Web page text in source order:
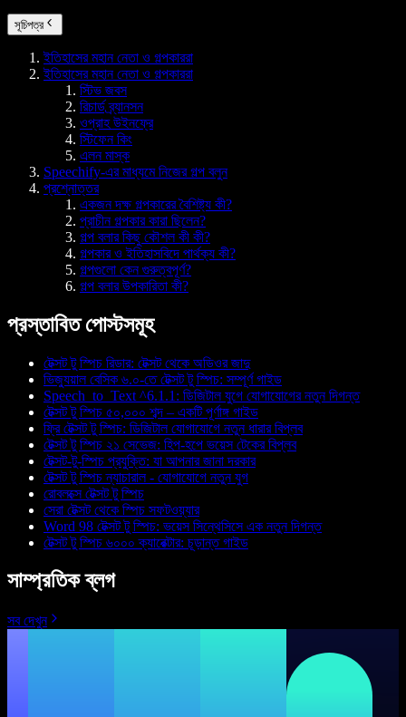
সূচিপত্র
ইতিহাসের মহান নেতা ও গল্পকাররা
ইতিহাসের মহান নেতা ও গল্পকাররা
স্টিভ জবস
রিচার্ড ব্র্যানসন
ওপ্রাহ উইনফ্রে
স্টিফেন কিং
এলন মাস্ক
Speechify-এর মাধ্যমে নিজের গল্প বলুন
প্রশ্নোত্তর
একজন দক্ষ গল্পকারের বৈশিষ্ট্য কী?
প্রাচীন গল্পকার কারা ছিলেন?
গল্প বলার কিছু কৌশল কী কী?
গল্পকার ও ইতিহাসবিদে পার্থক্য কী?
গল্পগুলো কেন গুরুত্বপূর্ণ?
গল্প বলার উপকারিতা কী?
প্রস্তাবিত পোস্টসমূহ
টেক্সট টু স্পিচ রিডার: টেক্সট থেকে অডিওর জাদু
ভিজ্যুয়াল বেসিক ৬.০-তে টেক্সট টু স্পিচ: সম্পূর্ণ গাইড
Speech_to_Text ^6.1.1: ডিজিটাল যুগে যোগাযোগের নতুন দিগন্ত
টেক্সট টু স্পিচ ৫০,০০০ শব্দ – একটি পূর্ণাঙ্গ গাইড
ফ্রি টেক্সট টু স্পিচ: ডিজিটাল যোগাযোগে নতুন ধারার বিপ্লব
টেক্সট টু স্পিচ ২১ সেভেজ: হিপ-হপে ভয়েস টেকের বিপ্লব
টেক্সট-টু-স্পিচ প্রযুক্তি: যা আপনার জানা দরকার
টেক্সট টু স্পিচ ন্যাচারাল - যোগাযোগে নতুন যুগ
রোবলক্সে টেক্সট টু স্পিচ
সেরা টেক্সট থেকে স্পিচ সফটওয়্যার
Word 98 টেক্সট টু স্পিচ: ভয়েস সিন্থেসিসে এক নতুন দিগন্ত
টেক্সট টু স্পিচ ৬০০০ ক্যারেক্টার: চূড়ান্ত গাইড
সাম্প্রতিক ব্লগ
সব দেখুন